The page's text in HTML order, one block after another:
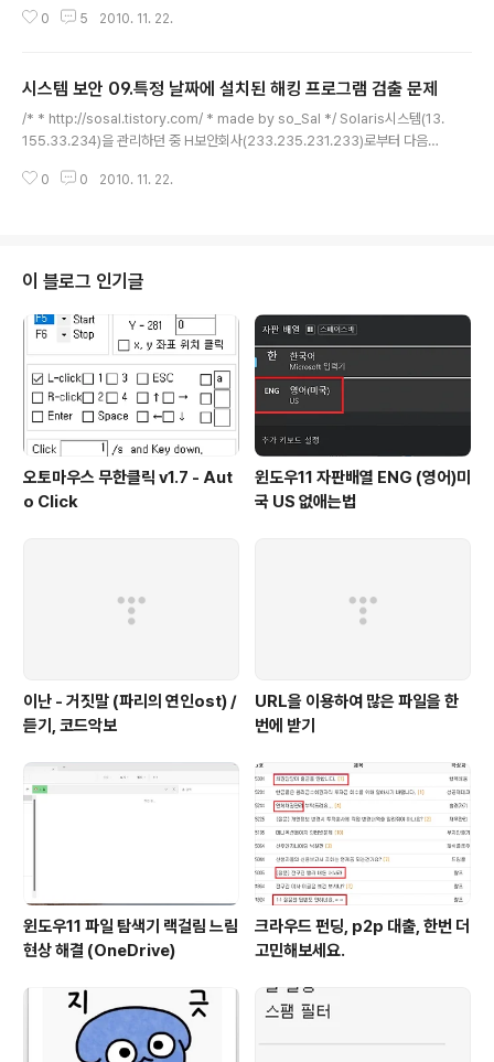
일부 사용자들이 잘 따라주지 않아서 부득이 강제로 패스
- 패스워드를 바꾼지 14일이 되면 무조건 새 패스워드로
바꿔야함. - 패스워드를 새로 바꾼지 만 하루가 지나기 전
에는 패스워드를 변경할 수 없음. (단, yspace라는 계정에
됨) [passwd] 시스템 모든 계정은 /etc/passwd파일에
0 5 2010. 11. 22.
시스템 보안 09.특정 날짜에 설치된 해킹 프로그램 검출 문제
/* * http://sosal.tistory.com/ * made by so_Sal */ Solaris시스템(13.
155.33.234)을 관리하던 중 H보안회사(233.235.231.233)로부터 다음과
제하시오.참고로 이 시스템이 셋업된 날짜는 2001년 10월1일이며, H사로부터
ame format string a..
0 0 2010. 11. 22.
이 블로그 인기글
오토마우스 무한클릭 v1.7 - Aut
o Click
윈도우11 자판배열 ENG (영어)미
국 US 없애는법
이난 - 거짓말 (파리의 연인ost) /
듣기, 코드악보
URL을 이용하여 많은 파일을 한
번에 받기
윈도우11 파일 탐색기 랙걸림 느림
현상 해결 (OneDrive)
크라우드 펀딩, p2p 대출, 한번 더
고민해보세요.